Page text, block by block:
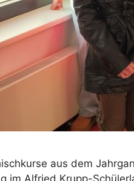
aus dem
im Alfried Krupp-